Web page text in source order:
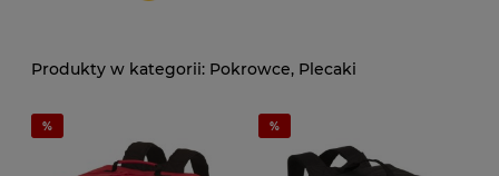
Pokrowce, Plecaki